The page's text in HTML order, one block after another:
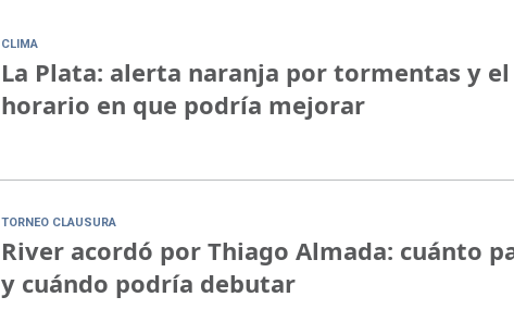
CLIMA
La Plata: alerta naranja por tormentas y el
horario en que podría mejorar
TORNEO CLAUSURA
River acordó por Thiago Almada: cuánto
y cuándo podría debutar